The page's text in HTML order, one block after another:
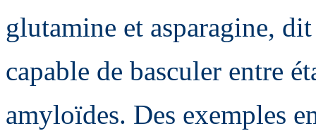
glutamine et asparagine,
capable de basculer entre
amyloïdes. Des exemples